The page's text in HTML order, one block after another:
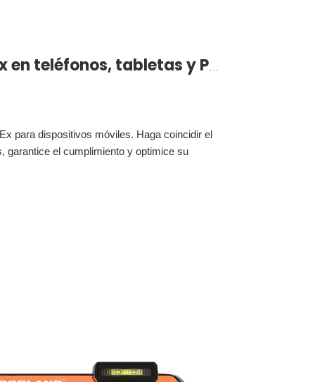
Cómo leer marcas Ex en teléfonos, tabletas y PDA intrínsecamente seguros
para dispositivos móviles. Haga coincidir el
garantice el cumplimiento y optimice su